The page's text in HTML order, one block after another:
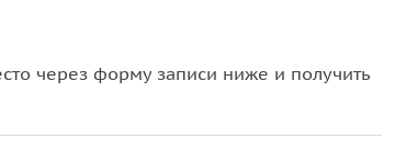
через форму записи ниже и получить